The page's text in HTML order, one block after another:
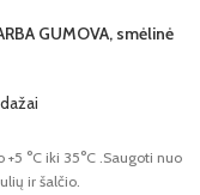
GUMOVA, smėlinė
°C iki 35°C .Saugoti nuo
ir šalčio.